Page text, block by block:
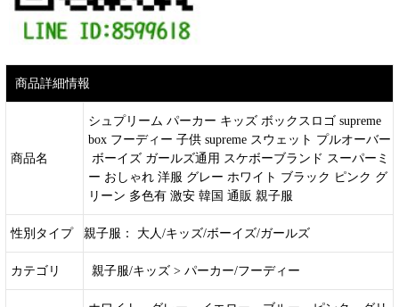
商品詳細情報
商品名
シュプリーム パーカー キッズ ボックスロゴ supreme
box フーディー 子供 supreme スウェット プルオーバー
ボーイズ ガールズ通用 スケボーブランド スーパーミ
ー おしゃれ 洋服 グレー ホワイト ブラック ピンク グ
リーン 多色有 激安 韓国 通販 親子服
性別タイプ 親子服： 大人/キッズ/ボーイズ/ガールズ
カテゴリ 親子服/キッズ > パーカー/フーディー